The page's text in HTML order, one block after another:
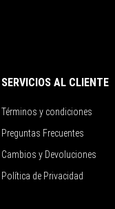
SERVICIOS AL CLIENTE
Términos y condiciones
Preguntas Frecuentes
Cambios y Devoluciones
Política de Privacidad